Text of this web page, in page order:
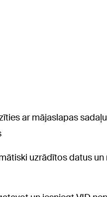
ar mājaslapas
uzrādītos datus